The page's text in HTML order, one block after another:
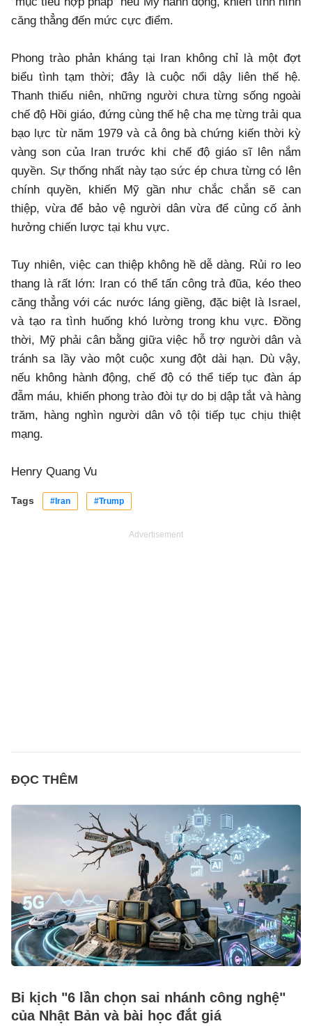
căng thẳng đến mức cực điểm.
Phong trào phản kháng tại Iran không chỉ là một đợt
biểu tình tạm thời; đây là cuộc nổi dậy liên thế hệ.
Thanh thiếu niên, những người chưa từng sống ngoài
chế độ Hồi giáo, đứng cùng thế hệ cha mẹ từng trải qua
bạo lực từ năm 1979 và cả ông bà chứng kiến thời kỳ
vàng son của Iran trước khi chế độ giáo sĩ lên nắm
quyền. Sự thống nhất này tạo sức ép chưa từng có lên
chính quyền, khiến Mỹ gần như chắc chắn sẽ can
thiệp, vừa để bảo vệ người dân vừa để củng cố ảnh
hưởng chiến lược tại khu vực.
Tuy nhiên, việc can thiệp không hề dễ dàng. Rủi ro leo
thang là rất lớn: Iran có thể tấn công trả đũa, kéo theo
căng thẳng với các nước láng giềng, đặc biệt là Israel,
và tạo ra tình huống khó lường trong khu vực. Đồng
thời, Mỹ phải cân bằng giữa việc hỗ trợ người dân và
tránh sa lầy vào một cuộc xung đột dài hạn. Dù vậy,
nếu không hành động, chế độ có thể tiếp tục đàn áp
đẫm máu, khiến phong trào đòi tự do bị dập tắt và hàng
trăm, hàng nghìn người dân vô tội tiếp tục chịu thiệt
mạng.
Henry Quang Vu
Tags #Iran #Trump
Advertisement
ĐỌC THÊM
Bi kịch "6 lần chọn sai nhánh công nghệ"
của Nhật Bản và bài học đắt giá